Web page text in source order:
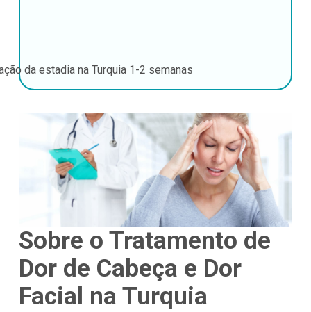
da estadia na Turquia 1-2 semanas
Sobre o Tratamento de
Dor de Cabeça e Dor
Facial na Turquia